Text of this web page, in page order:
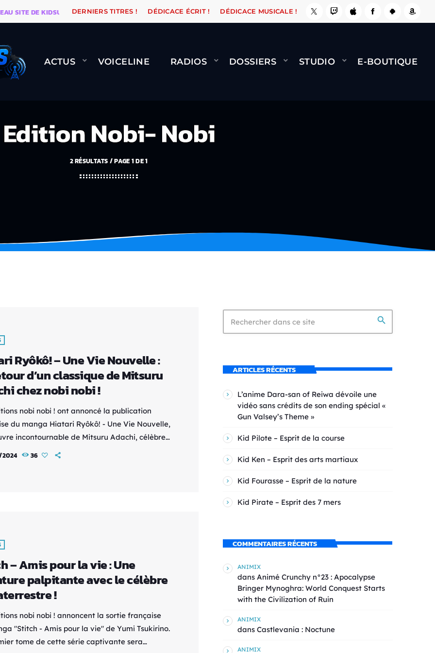
DE KIDSUNE WARÉTRO ORANGE ROAD QUI PASSE, ÇA LE FAIT ! NAMI BERNARD MINET - FLY
DERNIERS TITRES ! DÉDICACE ÉCRIT ! DÉDICACE MUSICALE !
ACTUS VOICELINE RADIOS DOSSIERS STUDIO E-BOUTIQUE
Edition Nobi- Nobi
2 RÉSULTATS / PAGE 1 DE 1
Ryôkô! – Une Vie Nouvelle :
d’un classique de Mitsuru
chez nobi nobi !
nobi nobi ! ont annoncé la publication
du manga Hiatari Ryôkô! - Une Vie Nouvelle,
incontournable de Mitsuru Adachi, célèbre
nombreux classiques du manga. ???? Date
2024 36
– Amis pour la vie : Une
palpitante avec le célèbre
!
nobi nobi ! annoncent la sortie française
"Stitch - Amis pour la vie" de Yumi Tsukirino.
tome de cette série captivante sera
search
ARTICLES RÉCENTS
L’anime Dara-san of Reiwa dévoile une
vidéo sans crédits de son ending spécial «
Gun Valsey’s Theme »
Kid Pilote – Esprit de la course
Kid Ken – Esprit des arts martiaux
Kid Fourasse – Esprit de la nature
Kid Pirate – Esprit des 7 mers
COMMENTAIRES RÉCENTS
ANIMIX
dans Animé Crunchy n°23 : Apocalypse
Bringer Mynoghra: World Conquest Starts
with the Civilization of Ruin
ANIMIX
dans Castlevania : Noctune
ANIMIX